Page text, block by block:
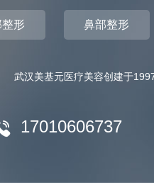
形 鼻部整形
武汉美基元医疗美容创建于
17010606737